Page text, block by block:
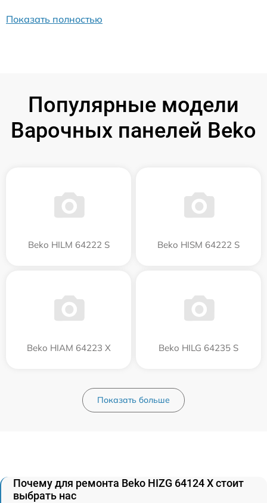
Показать полностью
Популярные модели
Варочных панелей Beko
Beko HILM 64222 S Beko HISM 64222 S
Beko HIAM 64223 X Beko HILG 64235 S
Показать больше
Почему для ремонта Beko HIZG 64124 X стоит
выбрать нас